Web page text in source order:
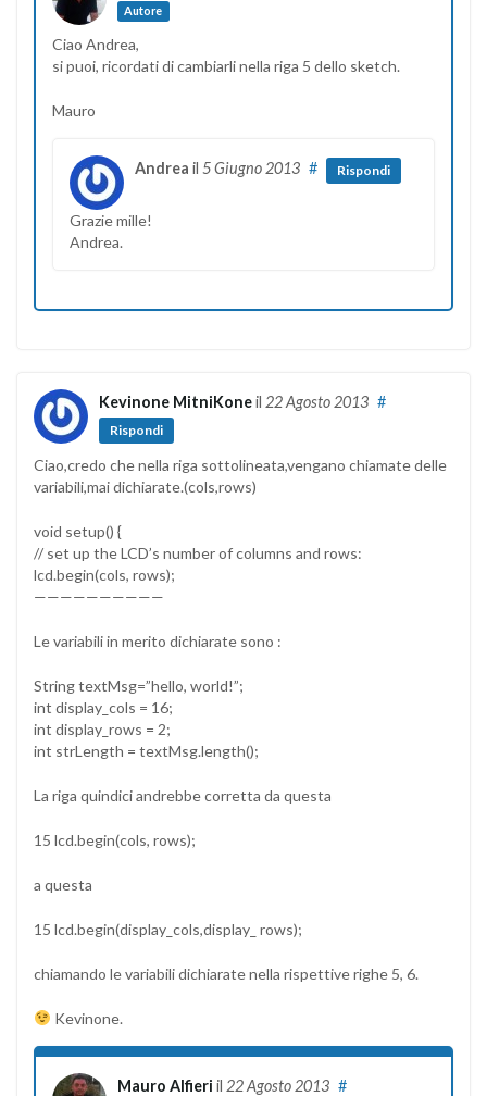
Autore
Ciao Andrea,
si puoi, ricordati di cambiarli nella riga 5 dello sketch.
Mauro
Andrea il 5 Giugno 2013 # Rispondi
Grazie mille!
Andrea.
Kevinone MitniKoneil 22 Agosto 2013 #
Rispondi
Ciao,credo che nella riga sottolineata,vengano chiamate delle
variabili,mai dichiarate.(cols,rows)
void setup() {
// set up the LCD’s number of columns and rows:
lcd.begin(cols, rows);
——————————
Le variabili in merito dichiarate sono :
String textMsg=”hello, world!”;
int display_cols = 16;
int display_rows = 2;
int strLength = textMsg.length();
La riga quindici andrebbe corretta da questa
15 lcd.begin(cols, rows);
a questa
15 lcd.begin(display_cols,display_ rows);
chiamando le variabili dichiarate nella rispettive righe 5, 6.
Kevinone.
Mauro Alfieri il 22 Agosto 2013 #